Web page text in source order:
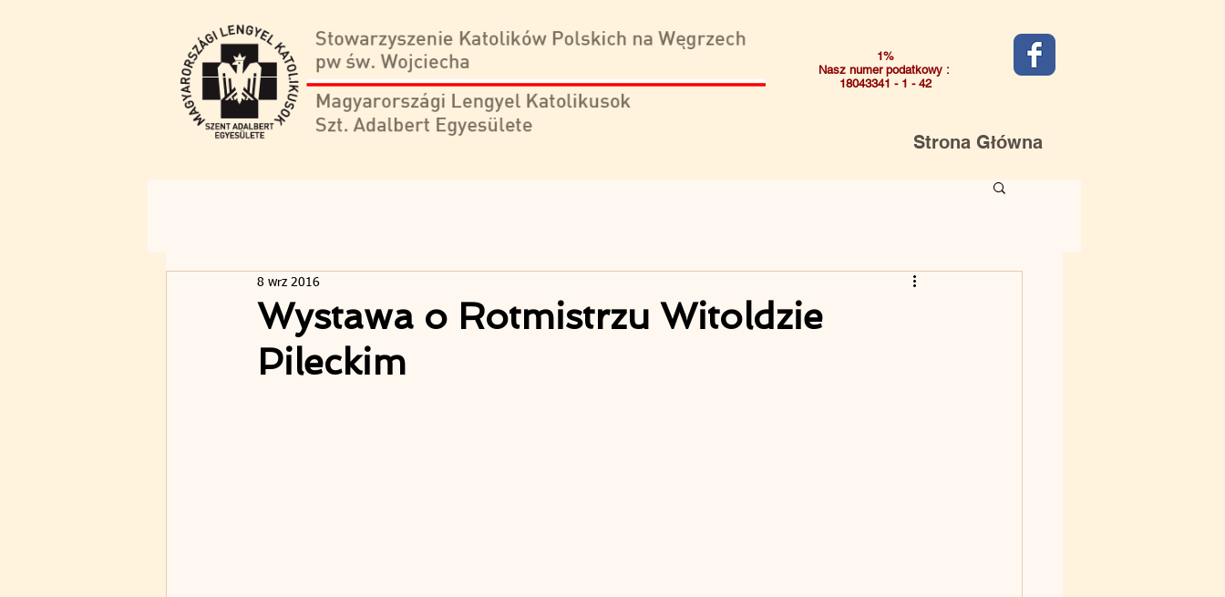
1%
Nasz numer podatkowy :
18043341 - 1 - 42
Strona Główna
Wystawa o Rotmistrzu Witoldzie
Pileckim
8 wrz 2016